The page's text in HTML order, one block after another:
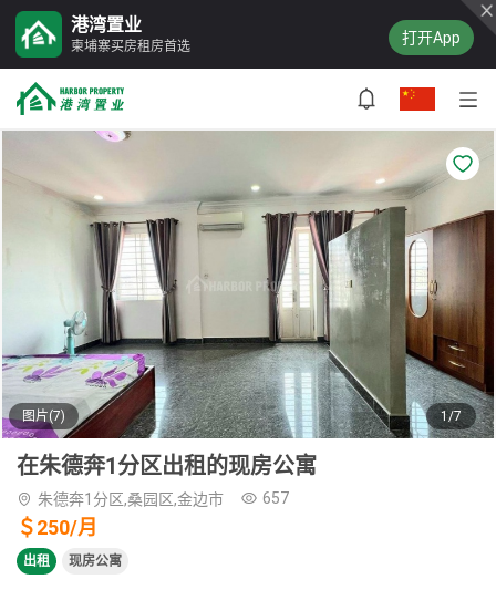
港湾置业
柬埔寨买房租房首选 打开App
图片(7) 1/7
在朱德奔1分区出租的现房公寓
朱德奔1分区,桑园区,金边市 657
＄250/月
出租 现房公寓